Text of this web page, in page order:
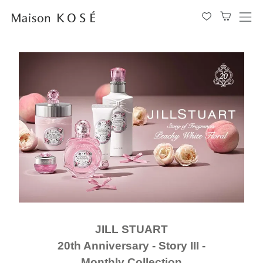
メ
JILL STUART
20th Anniversary - Story III -